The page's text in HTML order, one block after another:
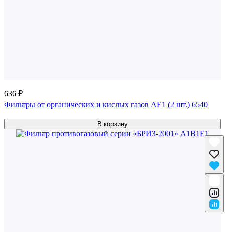
636 ₽
Фильтры от органических и кислых газов AE1 (2 шт.) 6540
В корзину